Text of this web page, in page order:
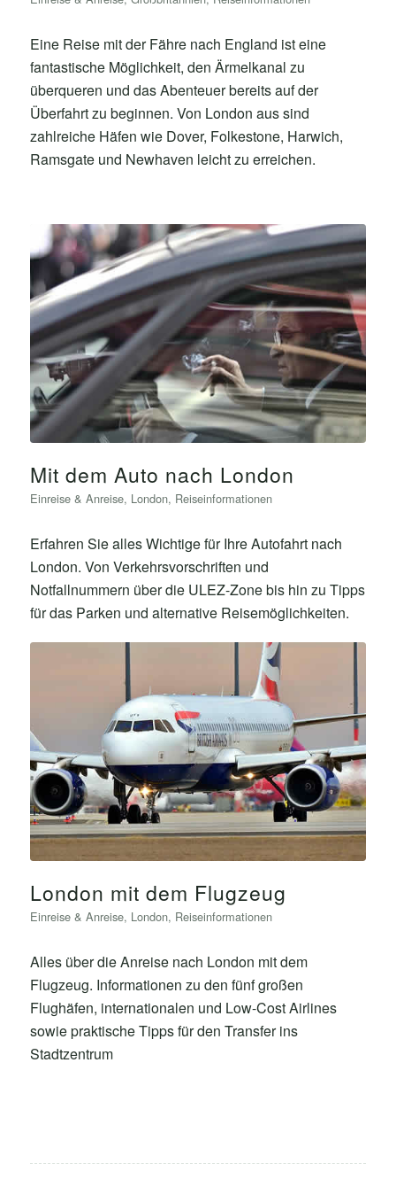
Eine Reise mit der Fähre nach England ist eine
fantastische Möglichkeit, den Ärmelkanal zu
überqueren und das Abenteuer bereits auf der
Überfahrt zu beginnen. Von London aus sind
zahlreiche Häfen wie Dover, Folkestone, Harwich,
Ramsgate und Newhaven leicht zu erreichen.
Mit dem Auto nach London
Einreise & Anreise, London, Reiseinformationen
Erfahren Sie alles Wichtige für Ihre Autofahrt nach
London. Von Verkehrsvorschriften und
Notfallnummern über die ULEZ-Zone bis hin zu Tipps
für das Parken und alternative Reisemöglichkeiten.
London mit dem Flugzeug
Einreise & Anreise, London, Reiseinformationen
Alles über die Anreise nach London mit dem
Flugzeug. Informationen zu den fünf großen
Flughäfen, internationalen und Low-Cost Airlines
sowie praktische Tipps für den Transfer ins
Stadtzentrum